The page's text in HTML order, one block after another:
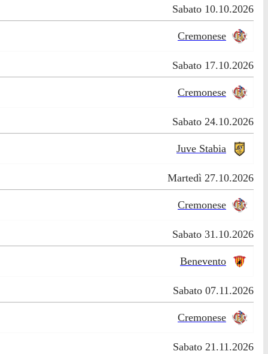
Sabato 10.10.2026
Cremonese
Sabato 17.10.2026
Cremonese
Sabato 24.10.2026
Juve Stabia
Martedì 27.10.2026
Cremonese
Sabato 31.10.2026
Benevento
Sabato 07.11.2026
Cremonese
Sabato 21.11.2026